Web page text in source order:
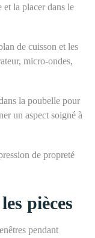
et la placer dans le
de cuisson et les
micro-ondes,
la poubelle pour
un aspect soigné à
de propreté
pièces
pendant